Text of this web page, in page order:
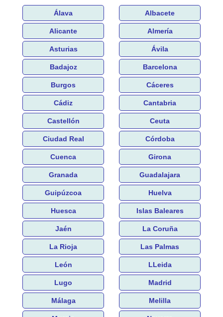
Álava Albacete
Alicante Almería
Asturias Ávila
Badajoz Barcelona
Burgos Cáceres
Cádiz Cantabria
Castellón Ceuta
Ciudad Real Córdoba
Cuenca Girona
Granada Guadalajara
Guipúzcoa Huelva
Huesca Islas Baleares
Jaén La Coruña
La Rioja Las Palmas
León LLeida
Lugo Madrid
Málaga Melilla